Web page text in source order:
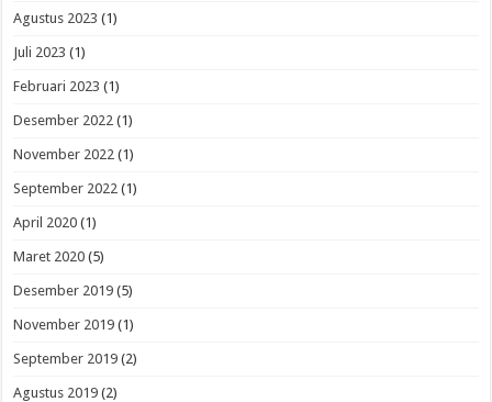
Agustus 2023 (1)
Juli 2023 (1)
Februari 2023 (1)
Desember 2022 (1)
November 2022 (1)
September 2022 (1)
April 2020 (1)
Maret 2020 (5)
Desember 2019 (5)
November 2019 (1)
September 2019 (2)
Agustus 2019 (2)